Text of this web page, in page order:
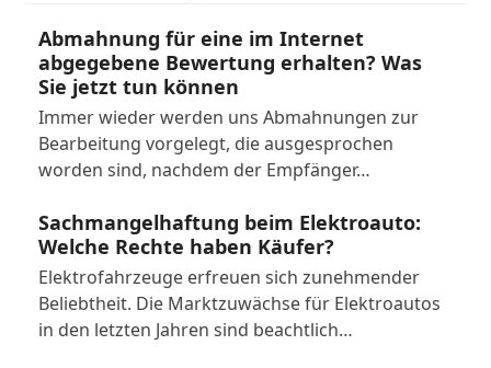
Abmahnung für eine im Internet
abgegebene Bewertung erhalten? Was
Sie jetzt tun können
Immer wieder werden uns Abmahnungen zur
Bearbeitung vorgelegt, die ausgesprochen
worden sind, nachdem der Empfänger…
Sachmangelhaftung beim Elektroauto:
Welche Rechte haben Käufer?
Elektrofahrzeuge erfreuen sich zunehmender
Beliebtheit. Die Marktzuwächse für Elektroautos
in den letzten Jahren sind beachtlich…